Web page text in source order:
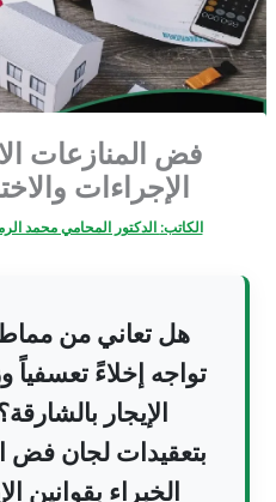
فض المنازعات
الإجراءات
الكاتب: الدكتور المحامي محمد
هل تعاني من
تواجه إخلاءً تعسفياً
الإيجار
بتعقيدات لجان فض
الخبراء بقوانين